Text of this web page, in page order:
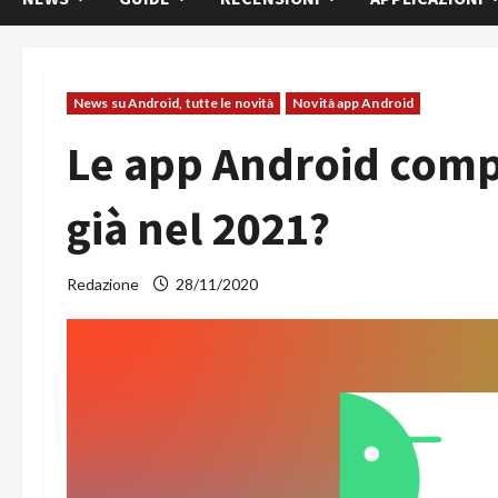
News su Android, tutte le novità Novità app Android
Le app Android
già nel 2021?
Redazione 28/11/2020